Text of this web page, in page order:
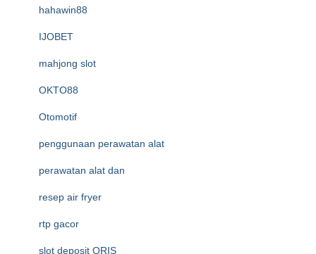
hahawin88
IJOBET
mahjong slot
OKTO88
Otomotif
penggunaan perawatan alat
perawatan alat dan
resep air fryer
rtp gacor
slot deposit QRIS